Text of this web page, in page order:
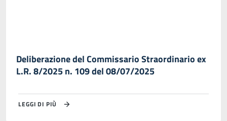
Deliberazione del Commissario Straordinario ex
L.R. 8/2025 n. 109 del 08/07/2025
LEGGI DI PIÙ